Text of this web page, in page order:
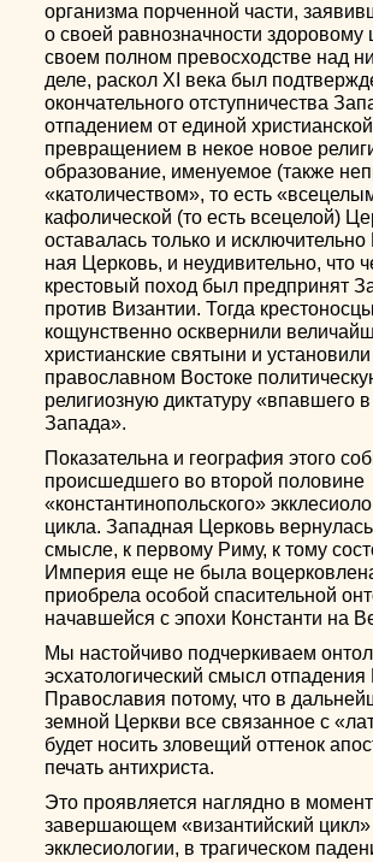
организма порченной части,
о своей равнозначности здоровому
своем полном превосходстве над
деле, раскол XI века был
окончательного отступничества
отпадением от единой
превращением в некое новое
образование, именуемое (также
«католичеством», то есть
кафолической (то есть всецелой)
оставалась только и
ная Церковь, и неудивительно, что
крестовый поход был предпринят
против Византии. Тогда крестоносцы
кощунственно осквернили
христианские святыни и
православном Востоке
религиозную диктатуру «впавшего
Запада».
Показательна и география этого
происшедшего во второй половине
«константинопольского» экклесиоло
цикла. Западная Церковь
смысле, к первому Риму, к тому
Империя еще не была
приобрела особой спасительной
начавшейся с эпохи Константи на
Мы настойчиво подчеркиваем
эсхатологический смысл
Православия потому, что в
земной Церкви все связанное с
будет носить зловещий оттенок
печать антихриста.
Это проявляется наглядно в
завершающем «византийский цикл»
экклесиологии, в трагическом